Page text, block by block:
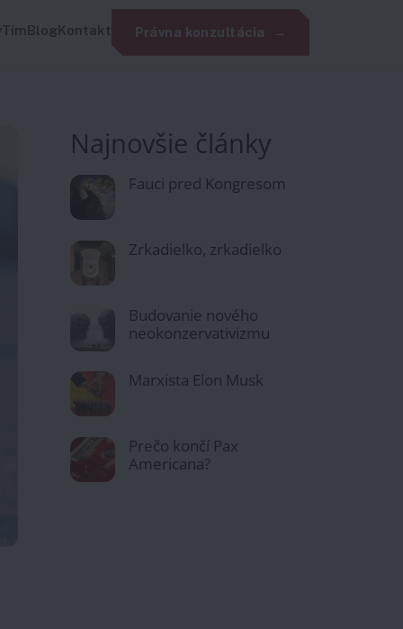
TímBlogKontakt Právna konzultácia
Najnovšie články
Fauci pred Kongresom
Zrkadielko, zrkadielko
Budovanie nového
neokonzervativizmu
Marxista Elon Musk
Prečo končí Pax
Americana?